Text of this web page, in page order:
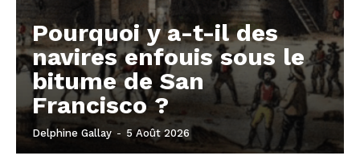
Pourquoi y a-t-il des
navires enfouis sous le
bitume de San
Francisco ?
Delphine Gallay - 5 Août 2026